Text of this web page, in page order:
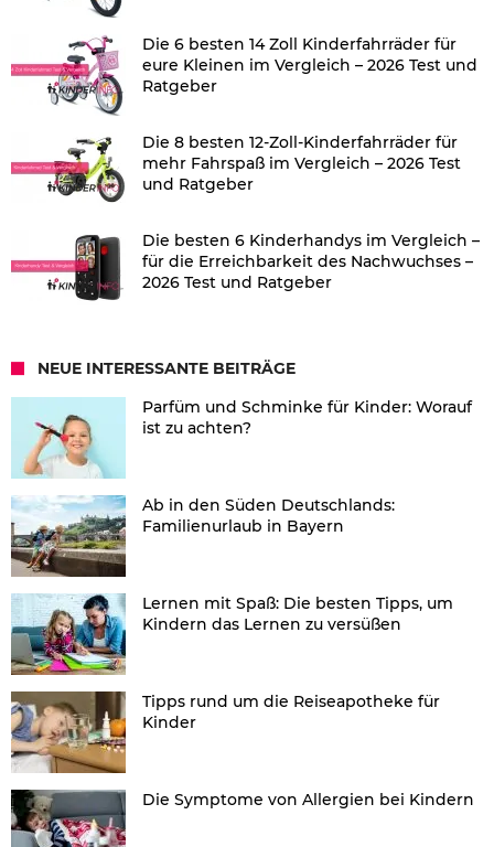
Die 6 besten 14 Zoll Kinderfahrräder für
eure Kleinen im Vergleich – 2026 Test und
Ratgeber
Die 8 besten 12-Zoll-Kinderfahrräder für
mehr Fahrspaß im Vergleich – 2026 Test
und Ratgeber
Die besten 6 Kinderhandys im Vergleich –
für die Erreichbarkeit des Nachwuchses –
2026 Test und Ratgeber
NEUE INTERESSANTE BEITRÄGE
Parfüm und Schminke für Kinder: Worauf
ist zu achten?
Ab in den Süden Deutschlands:
Familienurlaub in Bayern
Lernen mit Spaß: Die besten Tipps, um
Kindern das Lernen zu versüßen
Tipps rund um die Reiseapotheke für
Kinder
Die Symptome von Allergien bei Kindern